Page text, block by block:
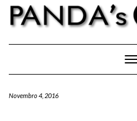
Skip
content
Novembro 4, 2016